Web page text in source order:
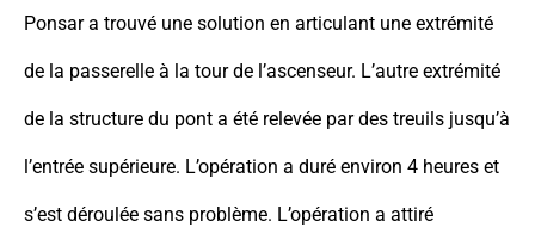
Ponsar a trouvé une solution en articulant une extrémité
de la passerelle à la tour de l’ascenseur. L’autre extrémité
de la structure du pont a été relevée par des treuils jusqu’à
l’entrée supérieure. L’opération a duré environ 4 heures et
s’est déroulée sans problème. L’opération a attiré